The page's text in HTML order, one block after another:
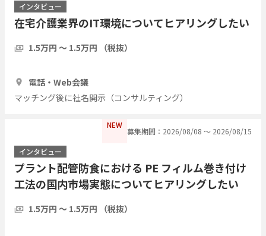
インタビュー
在宅介護業界のIT環境についてヒアリングしたい
1.5万円 〜 1.5万円 （税抜）
電話・Web会議
マッチング後に社名開示（コンサルティング）
NEW
募集期間：2026/08/08 〜 2026/08/15
インタビュー
プラント配管防食における PE フィルム巻き付け
工法の国内市場実態についてヒアリングしたい
1.5万円 〜 1.5万円 （税抜）